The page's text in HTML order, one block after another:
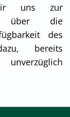
uns zur
über die
des
bereits